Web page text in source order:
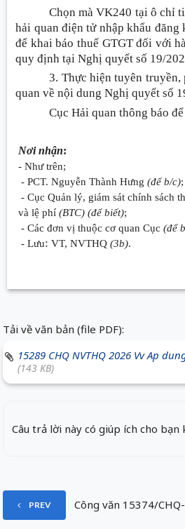
Chọn mà VK240 tại ô chỉ
hải quan điện tử nhập khẩu đăng
để khai báo thuế GTGT đối với
quy định tại Nghị quyết số 19/
3. Thực hiện tuyên truyền,
quan về nội dung Nghị quyết số
Cục Hải quan thông báo
Nơi nhận:
- Như trên;
- PCT. Nguyễn Thành Hưng(để b/c);
- Cục Quản lý, giám sát chính sách
và lệ phí(BTC) (để biết);
- Các đơn vị thuộc cơ quan Cục(để
- Lưu: VT, NVTHQ(3b).
Tải về văn bản (file PDF):
15289 CHQ NVTHQ 2026 Vv Ap
(143 KB)
Câu trả lời này có giúp ích cho bạn
PREV Công văn 15374/